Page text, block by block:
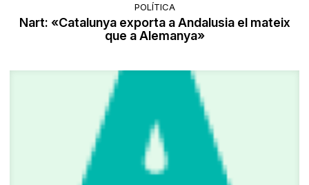
POLÍTICA
Nart: «Catalunya exporta a Andalusia el mateix
que a Alemanya»